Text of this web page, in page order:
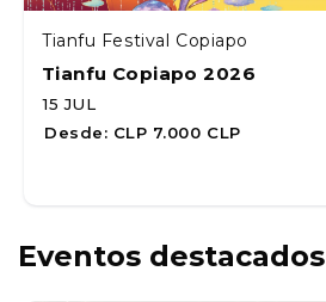
Tianfu Festival Copiapo
Tianfu Copiapo 2026
15 JUL
Desde: CLP 7.000 CLP
Eventos destacados